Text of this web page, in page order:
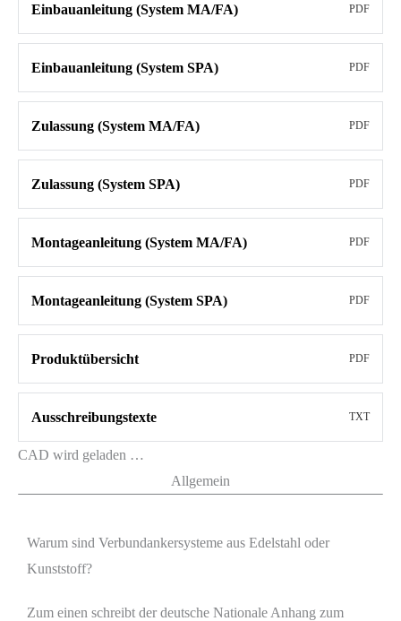
Einbauanleitung (System MA/FA) PDF
Einbauanleitung (System SPA) PDF
Zulassung (System MA/FA) PDF
Zulassung (System SPA) PDF
Montageanleitung (System MA/FA) PDF
Montageanleitung (System SPA) PDF
Produktübersicht PDF
Ausschreibungstexte TXT
CAD wird geladen …
Allgemein
Warum sind Verbundankersysteme aus Edelstahl oder
Kunststoff?
Zum einen schreibt der deutsche Nationale Anhang zum